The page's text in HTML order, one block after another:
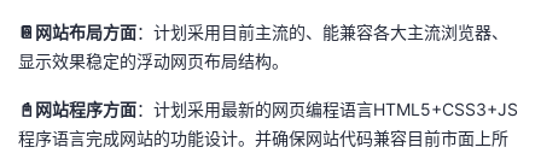
📔网站布局方面：计划采用目前主流的、能兼容各大主流浏览器、
显示效果稳定的浮动网页布局结构。
📓网站程序方面：计划采用最新的网页编程语言HTML5+CSS3+JS
程序语言完成网站的功能设计。并确保网站代码兼容目前市面上所